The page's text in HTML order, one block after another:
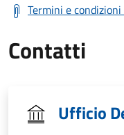
Termini e
Contatti
Ufficio